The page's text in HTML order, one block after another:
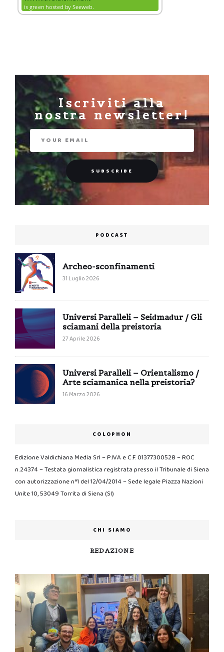
Iscriviti alla
nostra newsletter!
PODCAST
Archeo-sconfinamenti
31 Luglio 2026
Universi Paralleli – Seiđmađur / Gli
sciamani della preistoria
27 Aprile 2026
Universi Paralleli – Orientalismo /
Arte sciamanica nella preistoria?
16 Marzo 2026
COLOPHON
Edizione Valdichiana Media Srl – P.IVA e C.F. 01377300528 – ROC
n.24374 – Testata giornalistica registrata presso il Tribunale di Siena
con autorizzazione n°1 del 12/04/2014 – Sede legale Piazza Nazioni
Unite 10, 53049 Torrita di Siena (SI)
CHI SIAMO
REDAZIONE